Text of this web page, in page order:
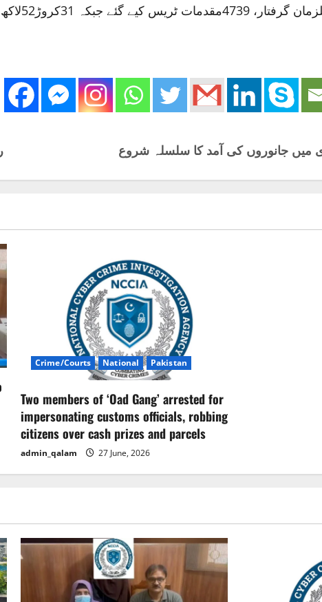
میں جانوروں کی آمد کا سلسلہ شروع
Crime/Courts National Pakistan
Two members of ‘Oad Gang’ arrested for
impersonating customs officials, robbing
citizens over cash prizes and parcels
admin_qalam 27 June, 2026